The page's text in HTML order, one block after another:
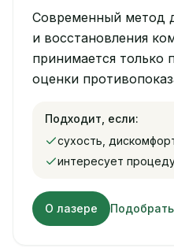
Современный метод
и восстановления
принимается только
оценки
Подходит, если:
сухость,
интересует
О лазере